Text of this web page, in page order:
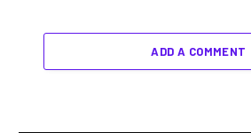
ADD A COMMENT